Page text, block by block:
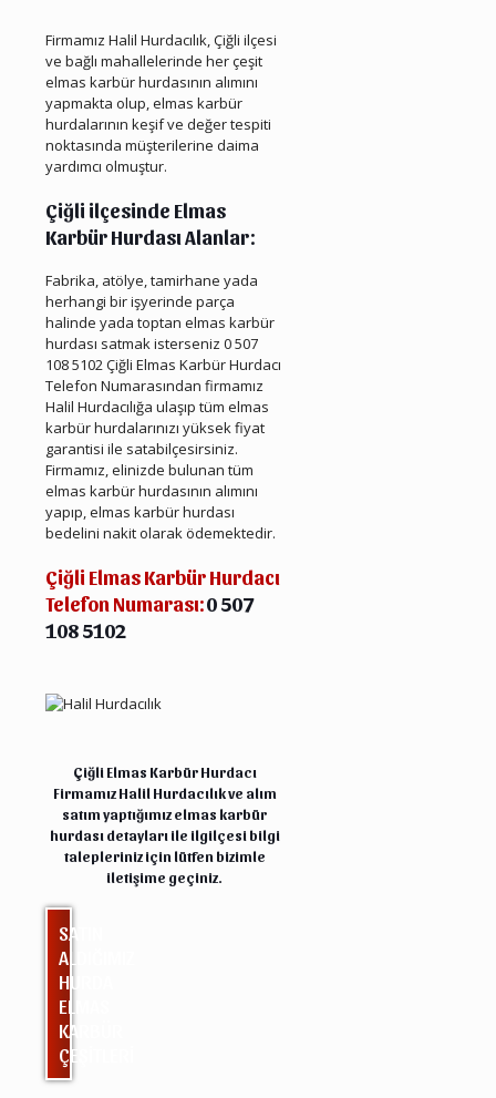
Firmamız Halil Hurdacılık, Çiğli ilçesi
ve bağlı mahallelerinde her çeşit
elmas karbür hurdasının alımını
yapmakta olup, elmas karbür
hurdalarının keşif ve değer tespiti
noktasında müşterilerine daima
yardımcı olmuştur.
Çiğli ilçesinde Elmas
Karbür Hurdası Alanlar:
Fabrika, atölye, tamirhane yada
herhangi bir işyerinde parça
halinde yada toptan elmas karbür
hurdası satmak isterseniz 0 507
108 5102 Çiğli Elmas Karbür Hurdacı
Telefon Numarasından firmamız
Halil Hurdacılığa ulaşıp tüm elmas
karbür hurdalarınızı yüksek fiyat
garantisi ile satabilçesirsiniz.
Firmamız, elinizde bulunan tüm
elmas karbür hurdasının alımını
yapıp, elmas karbür hurdası
bedelini nakit olarak ödemektedir.
Çiğli Elmas Karbür Hurdacı
Telefon Numarası:0 507
108 5102
Çiğli Elmas Karbür Hurdacı
Firmamız Halil Hurdacılıkve alım
satım yaptığımız elmas karbür
hurdası detayları ile ilgilçesi bilgi
talepleriniz için lütfen bizimle
iletişime geçiniz.
SATIN
ALDIĞIMIZ
HURDA
ELMAS
KARBÜR
ÇEŞİTLERİ